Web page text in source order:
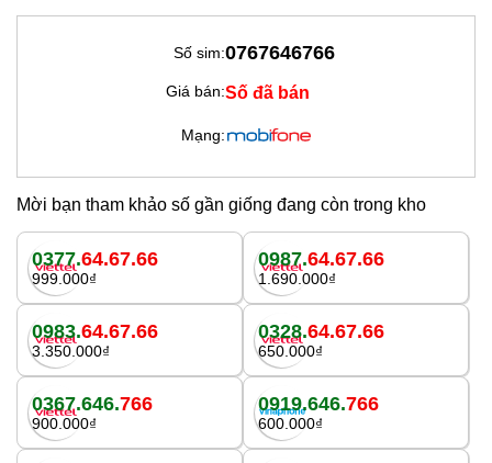
Số sim:0767646766
Giá bán:Số đã bán
Mạng:
Mời bạn tham khảo số gần giống đang còn trong kho
0377.64.67.66
999.000₫
0987.64.67.66
1.690.000₫
0983.64.67.66
3.350.000₫
0328.64.67.66
650.000₫
0367.646.766
900.000₫
0919.646.766
600.000₫